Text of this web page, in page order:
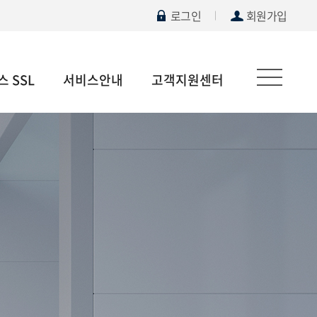
로그인 회원가입
SSL 서비스안내 고객지원센터